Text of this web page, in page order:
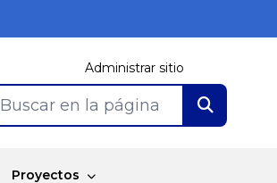
Administrar sitio
Buscar en la página
Proyectos